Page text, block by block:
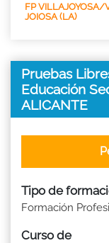
FP VILLAJOYOSA/
JOIOSA (LA)
Pruebas
Educación
ALICANTE
Tipo de
Formación
Curso de